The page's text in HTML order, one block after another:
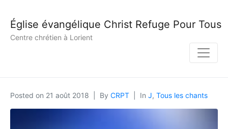
Église évangélique Christ Refuge Pour Tous
Centre chrétien à Lorient
Posted on 21 août 2018 By CRPT In J, Tous les chants